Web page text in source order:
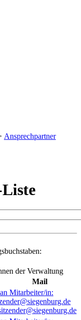
Ansprechpartner
der Verwaltung
Mail